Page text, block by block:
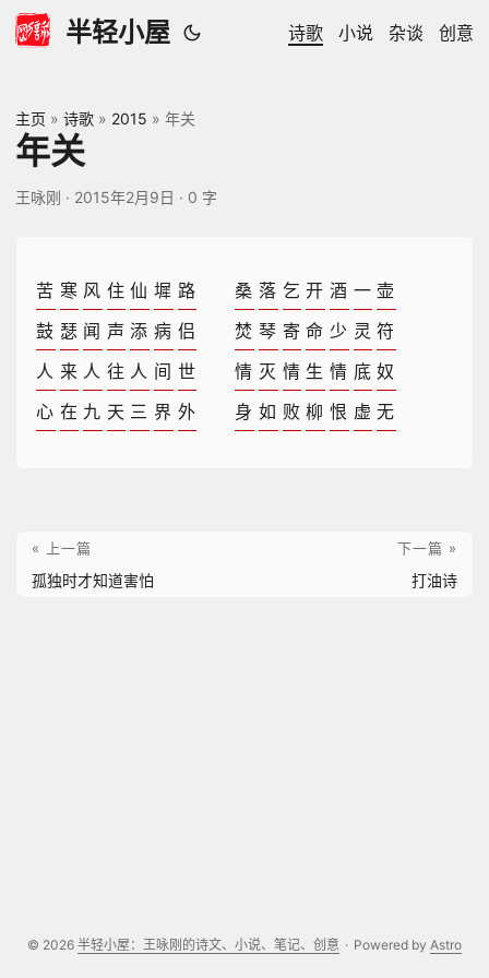
半轻小屋 诗歌 小说 杂谈 创意
主页 » 诗歌 » 2015 » 年关
年关
王咏刚 · 2015年2月9日 · 0 字
苦 寒 风 住 仙 墀 路 桑 落 乞 开 酒 一 壶
鼓 瑟 闻 声 添 病 侣 焚 琴 寄 命 少 灵 符
人 来 人 往 人 间 世 情 灭 情 生 情 底 奴
心 在 九 天 三 界 外 身 如 败 柳 恨 虚 无
« 上一篇
孤独时才知道害怕
下一篇 »
打油诗
© 2026 半轻小屋：王咏刚的诗文、小说、笔记、创意 · Powered by Astro